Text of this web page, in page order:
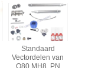
Standaard
Vectordelen van
Q80 MH8, PN